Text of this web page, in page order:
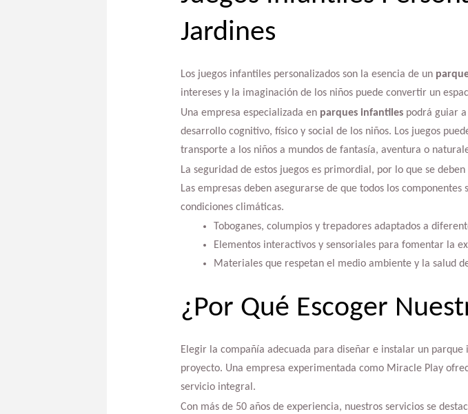
Jardines
Los juegos infantiles personalizados son la esencia de un
intereses y la imaginación de los niños puede convertir un
Una empresa especializada en parques infantilespodrá guiar a
desarrollo cognitivo, físico y social de los niños. Los juegos
transporte a los niños a mundos de fantasía, aventura o
La seguridad de estos juegos es primordial, por lo que se
Las empresas deben asegurarse de que todos los
condiciones climáticas.
Toboganes, columpios y trepadores adaptados a
Elementos interactivos y sensoriales para fomentar la
Materiales que respetan el medio ambiente y la salud
¿Por Qué Escoger
Elegir la compañía adecuada para diseñar e instalar un
proyecto. Una empresa experimentada como Miracle Play
servicio integral.
Con más de 50 años de experiencia, nuestros servicios se